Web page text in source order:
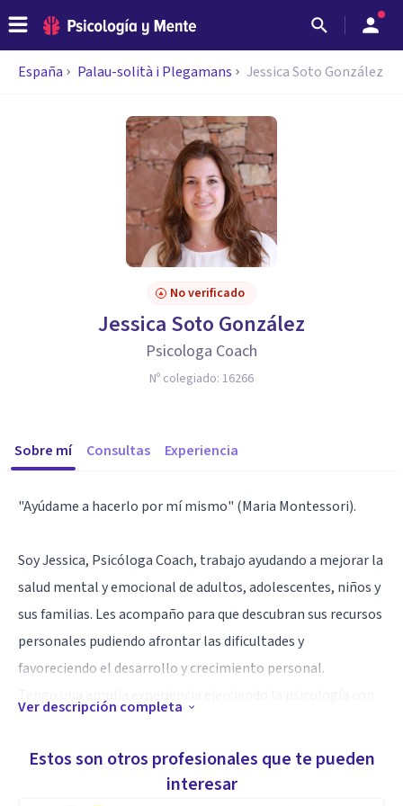
España Palau-solità i Plegamans Jessica Soto González
No verificado
Jessica Soto González
Psicologa Coach
Nº colegiado: 16266
Sobre mí Consultas Experiencia
"Ayúdame a hacerlo por mí mismo" (Maria Montessori).
Soy Jessica, Psicóloga Coach, trabajo ayudando a mejorar la
salud mental y emocional de adultos, adolescentes, niños y
sus familias. Les acompaño para que descubran sus recursos
personales pudiendo afrontar las dificultades y
favoreciendo el desarrollo y crecimiento personal.
diversas técnicas en los que me he formado a nivel
profesional para acompañar de manera personalizada.
Ver descripción completa
Estos son otros profesionales que te pueden
interesar